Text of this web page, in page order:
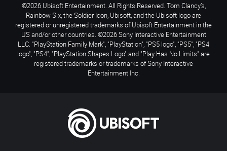
©2026 Ubisoft Entertainment. All Rights Reserved. Tom Clancy’s,
Rainbow Six, the Soldier Icon, Ubisoft, and the Ubisoft logo are
registered or unregistered trademarks of Ubisoft Entertainment in the
US and/or other countries. ©2026 Sony Interactive Entertainment
LLC. "PlayStation Family Mark", "PlayStation", "PS5 logo", "PS5", "PS4
logo", "PS4", "PlayStation Shapes Logo" and "Play Has No Limits" are
registered trademarks or trademarks of Sony Interactive
Entertainment Inc.